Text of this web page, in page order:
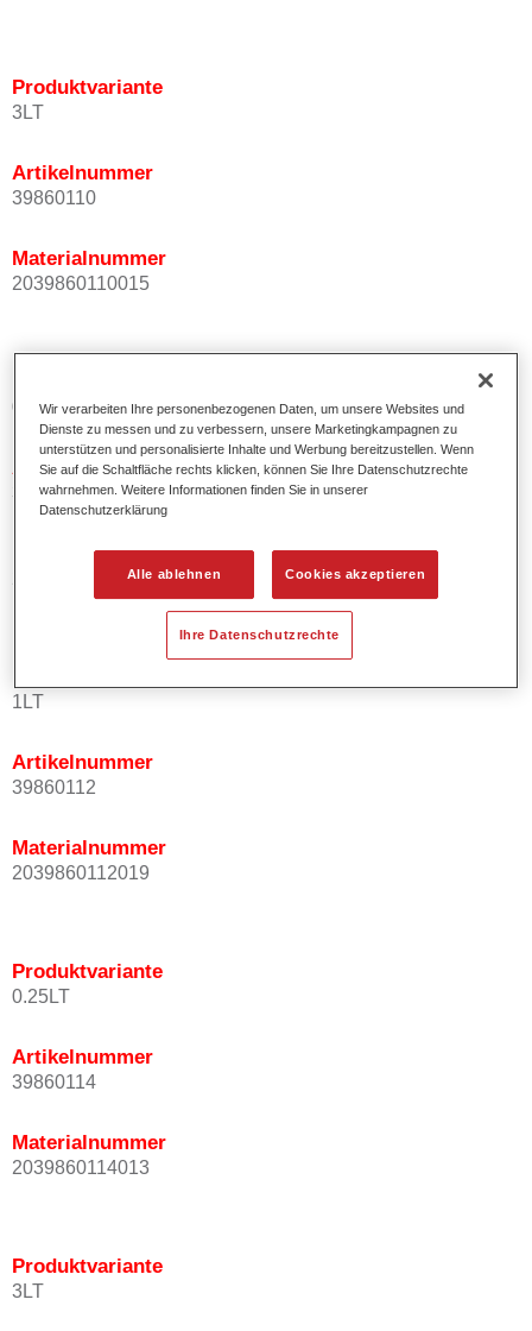
Produktvariante
3LT
Artikelnummer
39860110
Materialnummer
2039860110015
0.5LT
Artikelnummer
39860111
Materialnummer
2039860111012
1LT
Artikelnummer
39860112
Materialnummer
2039860112019
Produktvariante
0.25LT
Artikelnummer
39860114
Materialnummer
2039860114013
Produktvariante
3LT
Wir verarbeiten Ihre personenbezogenen Daten, um unsere Websites und
Dienste zu messen und zu verbessern, unsere Marketingkampagnen zu
unterstützen und personalisierte Inhalte und Werbung bereitzustellen. Wenn
Sie auf die Schaltfläche rechts klicken, können Sie Ihre Datenschutzrechte
wahrnehmen. Weitere Informationen finden Sie in unserer
Datenschutzerklärung
Alle ablehnen Cookies akzeptieren
Ihre Datenschutzrechte